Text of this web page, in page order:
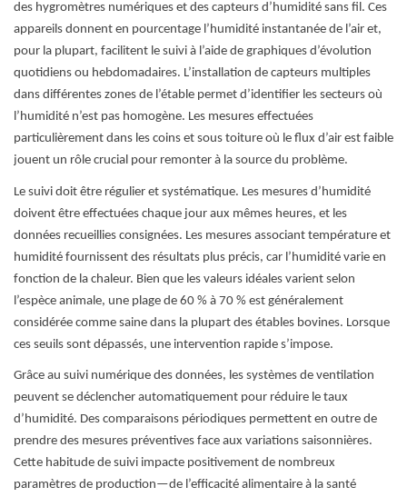
des hygromètres numériques et des capteurs d’humidité sans fil. Ces
appareils donnent en pourcentage l’humidité instantanée de l’air et,
pour la plupart, facilitent le suivi à l’aide de graphiques d’évolution
quotidiens ou hebdomadaires. L’installation de capteurs multiples
dans différentes zones de l’étable permet d’identifier les secteurs où
l’humidité n’est pas homogène. Les mesures effectuées
particulièrement dans les coins et sous toiture où le flux d’air est faible
jouent un rôle crucial pour remonter à la source du problème.
Le suivi doit être régulier et systématique. Les mesures d’humidité
doivent être effectuées chaque jour aux mêmes heures, et les
données recueillies consignées. Les mesures associant température et
humidité fournissent des résultats plus précis, car l’humidité varie en
fonction de la chaleur. Bien que les valeurs idéales varient selon
l’espèce animale, une plage de 60 % à 70 % est généralement
considérée comme saine dans la plupart des étables bovines. Lorsque
ces seuils sont dépassés, une intervention rapide s’impose.
Grâce au suivi numérique des données, les systèmes de ventilation
peuvent se déclencher automatiquement pour réduire le taux
d’humidité. Des comparaisons périodiques permettent en outre de
prendre des mesures préventives face aux variations saisonnières.
Cette habitude de suivi impacte positivement de nombreux
paramètres de production—de l’efficacité alimentaire à la santé